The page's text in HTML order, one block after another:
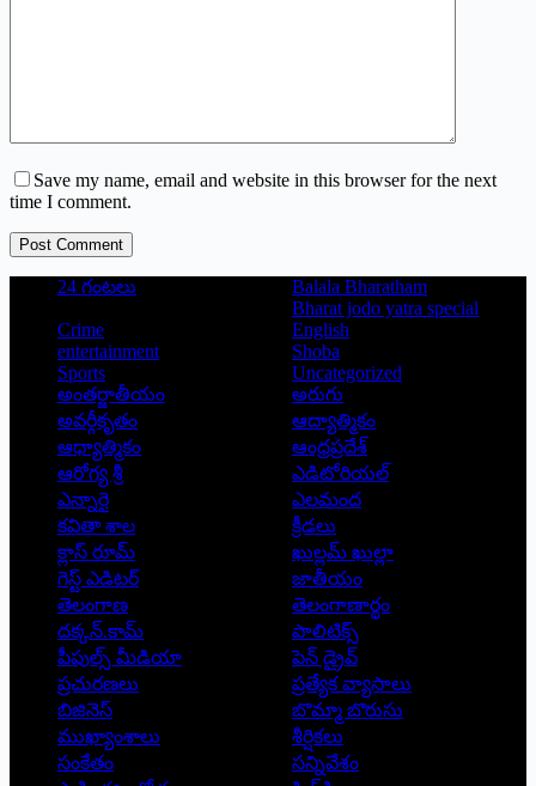
Save my name, email and website in this browser for the next
time I comment.
Post Comment
24 గంటలు
Balala Bharatham
Bharat jodo yatra special
Crime
English
entertainment
Shoba
Sports
Uncategorized
అంతర్జాతీయం
అరుగు
అవర్గీకృతం
ఆద్యాత్మికం
ఆధ్యాత్మికం
ఆంధ్రప్రదేశ్
ఆరోగ్య శ్రీ
ఎడిటోరియల్
ఎన్నారై
ఎలమంద
కవితా శాల
క్రీడలు
క్లాస్ రూమ్
ఖుల్లమ్ ఖుల్లా
గెస్ట్ ఎడిటర్
జాతీయం
తెలంగాణ
తెలంగాణార్థం
దక్కన్.కామ్
పాలిటిక్స్
పీపుల్స్ ‌మీడియా
పెన్ డ్రైవ్
ప్రచురణలు
ప్రత్యేక వ్యాసాలు
బిజినెస్
బొమ్మా బొరుసు
ముఖ్యాంశాలు
శీర్షికలు
సంకేతం
సన్నివేశం